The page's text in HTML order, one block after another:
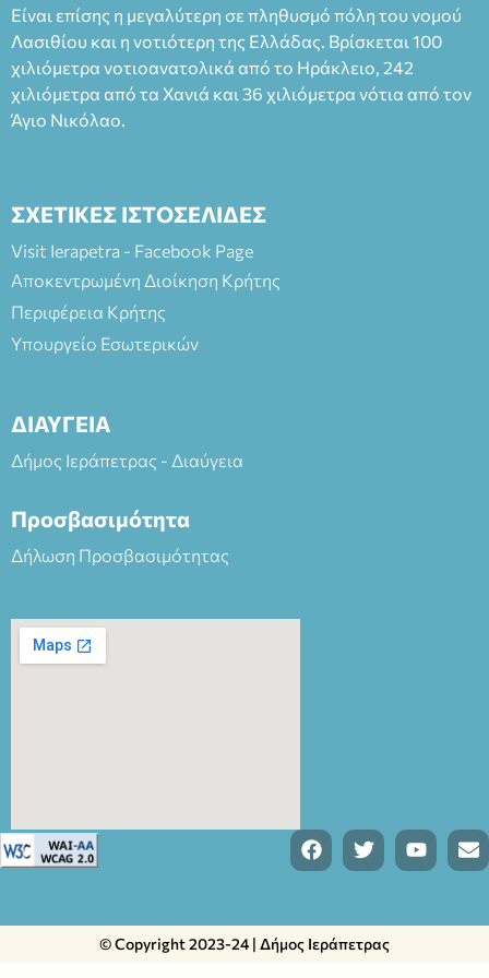
Πλαστήρα), E&G Mini market (Δημοκρατίας 39 Ιεράπετρα)
και στο more.com Χώρος: 3ο Γυμνάσιο Ιεράπετρας
(Είσοδος ΕΠΑ.Λ.) Έναρξη 21:15 Οργάνωση: ΚΝΩΣΟΣ
ΘΕΑΤΡΙΚΕΣ ΠΑΡΑΓΩΓΕΣ ΕΕ
Είναι επίσης η μεγαλύτερη σε πληθυσμό πόλη του νομού
Λασιθίου και η νοτιότερη της Ελλάδας. Βρίσκεται 100
χιλιόμετρα νοτιοανατολικά από το Ηράκλειο, 242
χιλιόμετρα από τα Χανιά και 36 χιλιόμετρα νότια από τον
Άγιο Νικόλαο.
ΣΧΕΤΙΚΕΣ ΙΣΤΟΣΕΛΙΔΕΣ
Visit Ierapetra - Facebook Page
Αποκεντρωμένη Διοίκηση Κρήτης
Περιφέρεια Κρήτης
Υπουργείο Εσωτερικών
ΔΙΑΥΓΕΙΑ
Δήμος Ιεράπετρας - Διαύγεια
Προσβασιμότητα
Δήλωση Προσβασιμότητας
© Copyright 2023-24 | Δήμος Ιεράπετρας